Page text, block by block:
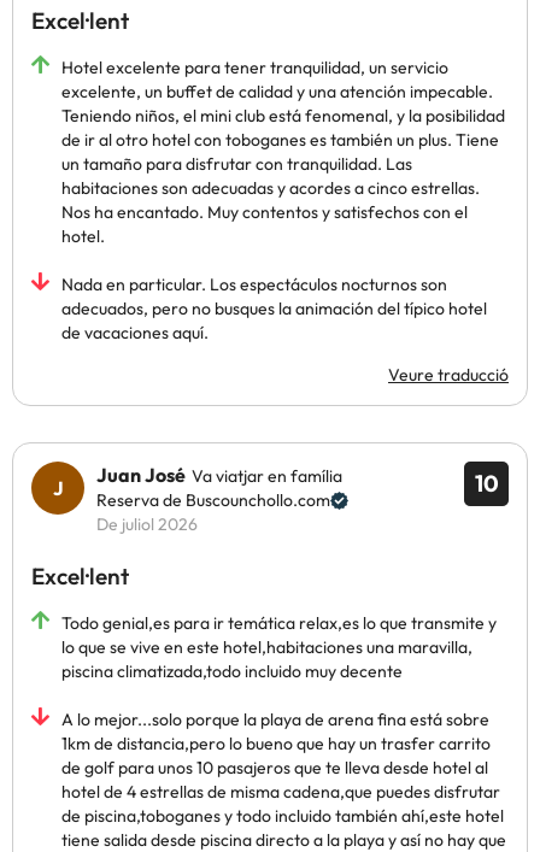
Excel·lent
Hotel excelente para tener tranquilidad, un servicio
excelente, un buffet de calidad y una atención impecable.
Teniendo niños, el mini club está fenomenal, y la posibilidad
de ir al otro hotel con toboganes es también un plus. Tiene
un tamaño para disfrutar con tranquilidad. Las
habitaciones son adecuadas y acordes a cinco estrellas.
Nos ha encantado. Muy contentos y satisfechos con el
hotel.
Nada en particular. Los espectáculos nocturnos son
adecuados, pero no busques la animación del típico hotel
de vacaciones aquí.
Veure traducció
10
Juan José Va viatjar en família
Reserva de Buscounchollo.com
De juliol 2026
Excel·lent
Todo genial,es para ir temática relax,es lo que transmite y
lo que se vive en este hotel,habitaciones una maravilla,
piscina climatizada,todo incluido muy decente
A lo mejor...solo porque la playa de arena fina está sobre
1km de distancia,pero lo bueno que hay un trasfer carrito
de golf para unos 10 pasajeros que te lleva desde hotel al
hotel de 4 estrellas de misma cadena,que puedes disfrutar
de piscina,toboganes y todo incluido también ahí,este hotel
tiene salida desde piscina directo a la playa y así no hay que